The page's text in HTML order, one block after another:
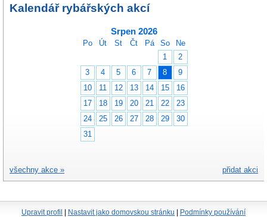
Kalendář rybářských akcí
Srpen 2026
Po Út St Čt Pá So
Ne
1
2
3
4 5 6 7 8
9
10
11 12 13 14 15
16
17
18 19 20 21 22
23
24
25 26 27 28 29
30
31
přidat akci
všechny akce »
Upravit profil Nastavit jako domovskou stránku Podmínky používání